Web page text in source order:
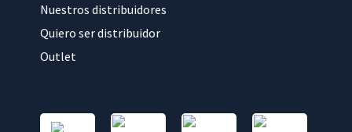
Nuestros distribuidores
Quiero ser distribuidor
Outlet